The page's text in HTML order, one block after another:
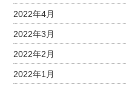
2022年4月
2022年3月
2022年2月
2022年1月